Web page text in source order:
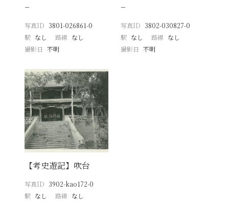
−
写真ID 3801-026861-0
駅 なし 路線 なし
撮影日
不明
−
写真ID 3802-030827-0
駅 なし 路線 なし
撮影日 不明
【考史遊記】吹台
写真ID 3902-kao172-0
駅 なし 路線 なし